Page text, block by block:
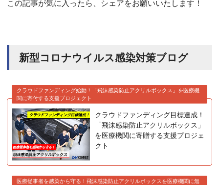
この記事が気に入ったら、シェアをお願いいたします！
新型コロナウイルス感染対策ブログ
クラウドファンディング始動！「飛沫感染防止アクリルボックス」を医療機
関に寄付する支援プロジェクト
クラウドファンディング目標達成！
「飛沫感染防止アクリルボックス」
を医療機関に寄贈する支援プロジェ
クト
医療従事者を感染から守る！飛沫感染防止アクリルボックスを医療機関に無